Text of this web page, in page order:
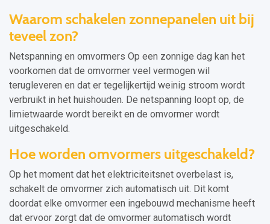
Waarom schakelen zonnepanelen uit bij
teveel zon?
Netspanning en omvormers Op een zonnige dag kan het
voorkomen dat de omvormer veel vermogen wil
terugleveren en dat er tegelijkertijd weinig stroom wordt
verbruikt in het huishouden. De netspanning loopt op, de
limietwaarde wordt bereikt en de omvormer wordt
uitgeschakeld.
Hoe worden omvormers uitgeschakeld?
Op het moment dat het elektriciteitsnet overbelast is,
schakelt de omvormer zich automatisch uit. Dit komt
doordat elke omvormer een ingebouwd mechanisme heeft
dat ervoor zorgt dat de omvormer automatisch wordt